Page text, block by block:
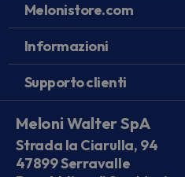
Melonistore.com
Informazioni
Supporto clienti
Meloni Walter SpA
Strada la Ciarulla, 94
47899 Serravalle